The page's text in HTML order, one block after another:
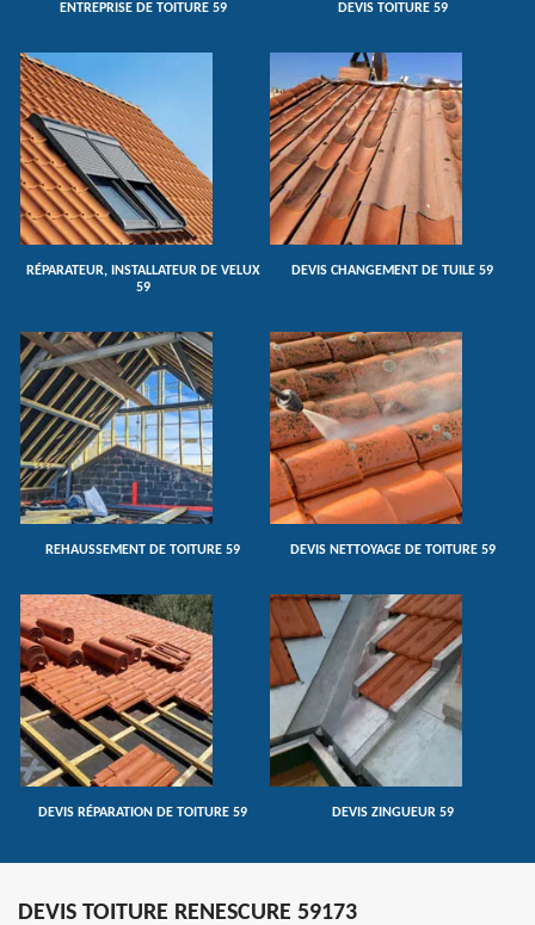
ENTREPRISE DE TOITURE 59 DEVIS TOITURE 59
RÉPARATEUR, INSTALLATEUR DE VELUX
59
DEVIS CHANGEMENT DE TUILE 59
REHAUSSEMENT DE TOITURE 59 DEVIS NETTOYAGE DE TOITURE 59
DEVIS RÉPARATION DE TOITURE 59 DEVIS ZINGUEUR 59
DEVIS TOITURE RENESCURE 59173